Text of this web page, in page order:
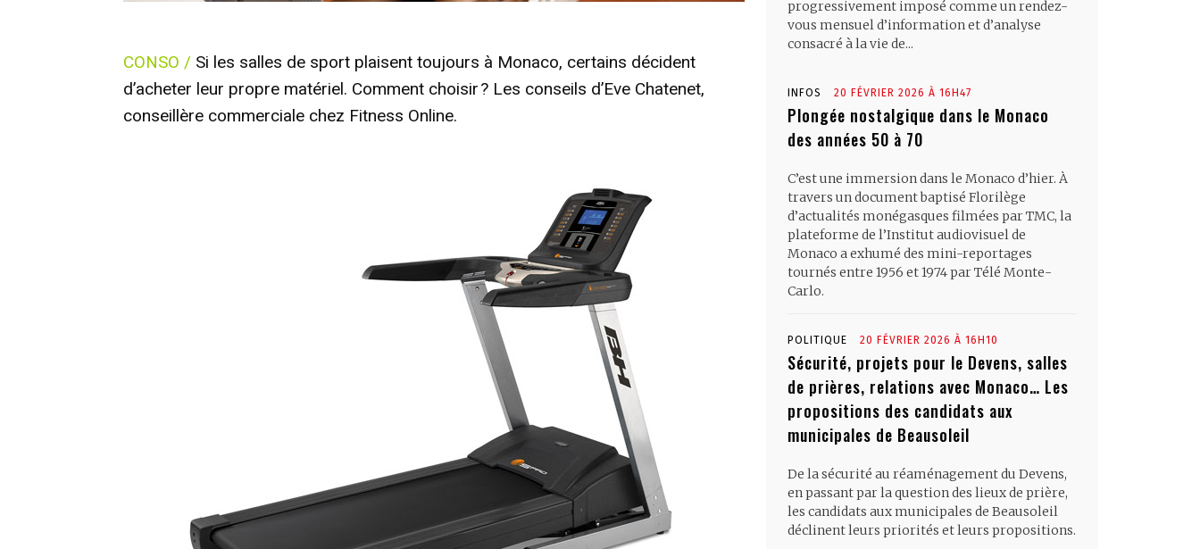
CONSO / Si les salles de sport plaisent toujours à Monaco, certains décident
d’acheter leur propre matériel. Comment choisir ? Les conseils d’Eve Chatenet,
conseillère commerciale chez Fitness Online.
progressivement imposé comme un rendez-
vous mensuel d’information et d’analyse
consacré à la vie de...
INFOS 20 FÉVRIER 2026 À 16H47
Plongée nostalgique dans le Monaco
des années 50 à 70
C’est une immersion dans le Monaco d’hier. À
travers un document baptisé Florilège
d’actualités monégasques filmées par TMC, la
plateforme de l’Institut audiovisuel de
Monaco a exhumé des mini-reportages
tournés entre 1956 et 1974 par Télé Monte-
Carlo.
POLITIQUE 20 FÉVRIER 2026 À 16H10
Sécurité, projets pour le Devens, salles
de prières, relations avec Monaco… Les
propositions des candidats aux
municipales de Beausoleil
De la sécurité au réaménagement du Devens,
en passant par la question des lieux de prière,
les candidats aux municipales de Beausoleil
déclinent leurs priorités et leurs propositions.